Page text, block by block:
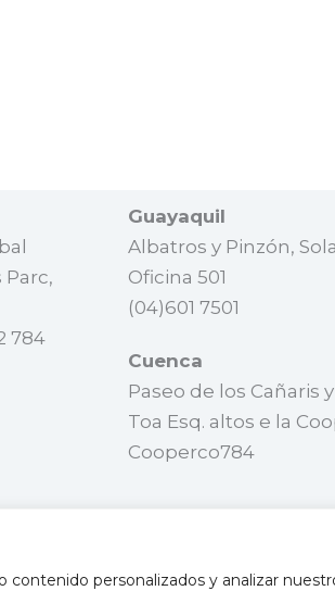
personalizados y analizar
Parc,
784
Guayaquil
Albatros y Pinzón,
Oficina 501
(04)601 7501
Cuenca
Paseo de los Cañaris
Toa Esq. altos e la
Cooperco784